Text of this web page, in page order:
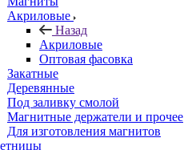
Акриловые
Назад
Акриловые
Оптовая фасовка
Закатные
Деревянные
Под заливку смолой
Магнитные держатели и прочее
Для изготовления магнитов